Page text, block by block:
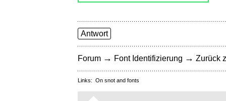
Antwort
Forum → Font Identifizierung → Zurück
Links: On snot and fonts